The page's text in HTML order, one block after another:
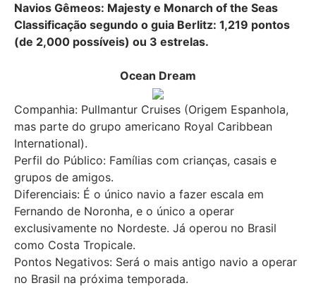
Navios Gêmeos: Majesty e Monarch of the Seas
Classificação segundo o guia Berlitz: 1,219 pontos
(de 2,000 possíveis) ou 3 estrelas.
Ocean Dream
Companhia: Pullmantur Cruises (Origem Espanhola,
mas parte do grupo americano Royal Caribbean
International).
Perfil do Público: Famílias com crianças, casais e
grupos de amigos.
Diferenciais: É o único navio a fazer escala em
Fernando de Noronha, e o único a operar
exclusivamente no Nordeste. Já operou no Brasil
como Costa Tropicale.
Pontos Negativos: Será o mais antigo navio a operar
no Brasil na próxima temporada.